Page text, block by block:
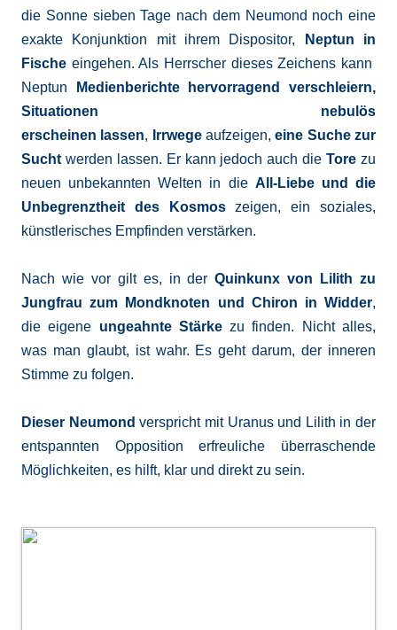
die Sonne sieben Tage nach dem Neumond noch eine
exakte Konjunktion mit ihrem Dispositor,
Neptun in
Fische eingehen. Als Herrscher dieses Zeichens kann
Neptun
Medienberichte hervorragend verschleiern,
Situationen nebulös
erscheinen lassen, Irrwegeaufzeigen,eine Suche zur
Sucht werden lassen. Er kann jedoch auch dieTore zu
neuen unbekannten Welten in die All-Liebe und die
Unbegrenztheit des Kosmoszeigen, ein soziales,
künstlerisches Empfinden verstärken.
Nach wie vor gilt es, in derQuinkunx von Lilith zu
Jungfrau zum Mondknoten und Chiron in Widder,
die eigene ungeahnte Stärkezu finden. Nicht alles,
was man glaubt, ist wahr. Es geht darum, der inneren
Stimme zu folgen.
Dieser Neumond verspricht mit Uranus und Lilith in der
entspannten Opposition erfreuliche überraschende
Möglichkeiten, es hilft, klar und direkt zu sein.